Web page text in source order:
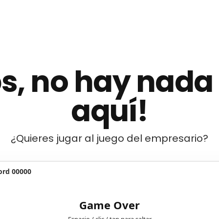
no hay
aquí!
¿Quieres jugar al juego del empresario?